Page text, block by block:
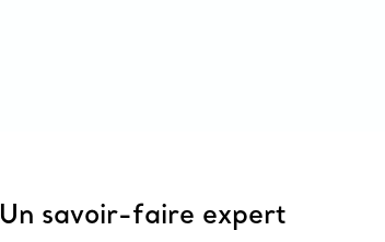
Un savoir-faire expert